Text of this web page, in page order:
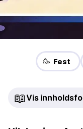
🥳 Fest
📖 Vis